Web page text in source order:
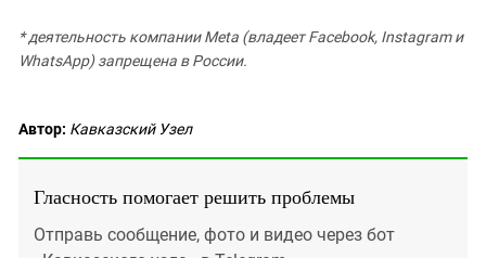
* деятельность компании Meta (владеет Facebook, Instagram и
WhatsApp) запрещена в России.
Автор: Кавказский Узел
Гласность помогает решить проблемы
Отправь сообщение, фото и видео через бот